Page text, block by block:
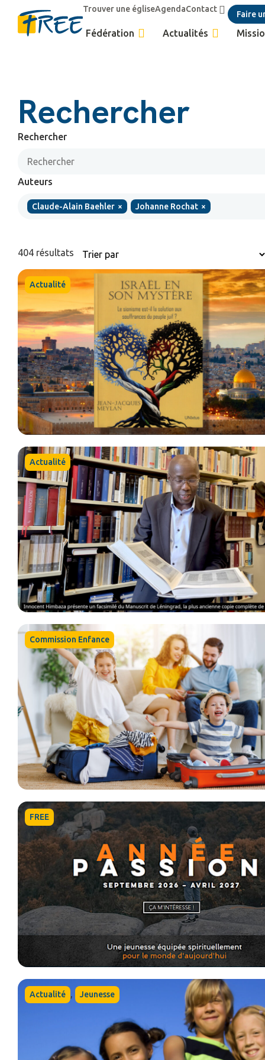
Trouver une égliseAgendaContact
Faire
Fédération Actualités
Rechercher
Rechercher
Auteurs
Claude-Alain Baehler × Johanne Rochat ×
404 résultats
Actualité
Actualité
Commission Enfance
FREE
Actualité , Jeunesse